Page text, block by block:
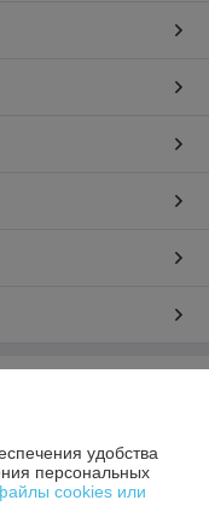
комн. 302удобства
персональных
cookies или